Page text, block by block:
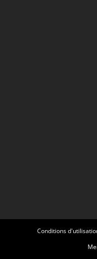
Conditions